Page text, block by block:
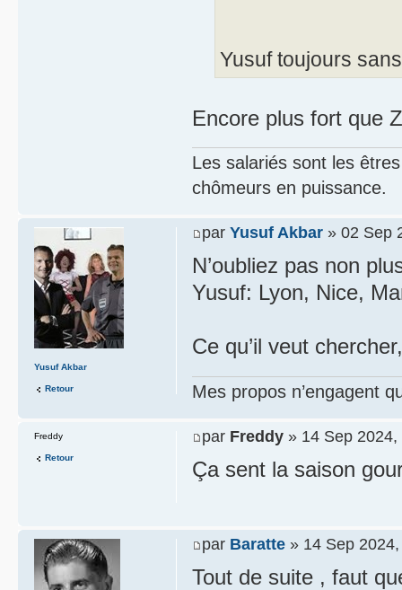
Yusuf toujours
Encore plus fort que
Les salariés sont les
chômeurs en puissance.
par Yusuf Akbar » 02 Sep
N’oubliez pas non
Yusuf: Lyon, Nice,
Ce qu’il veut
Mes propos n’engagent
Yusuf Akbar
Retour
par Freddy » 14 Sep 2024,
Ça sent la saison
Freddy
Retour
par Baratte » 14 Sep
Tout de suite , faut